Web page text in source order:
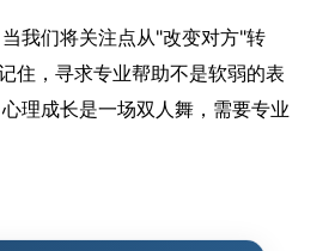
我们将关注点从"改变对方"转
住，寻求专业帮助不是软弱的表
理成长是一场双人舞，需要专业